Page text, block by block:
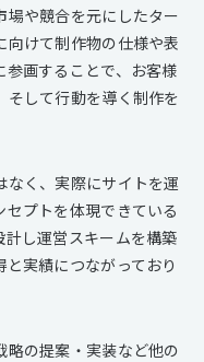
場や競合を元にしたター
向けて制作物の仕様や表
画することで、お客様
そして行動を導く制作を
なく、実際にサイトを運
プトを体現できている
し運営スキームを構築
実績につながっており
の提案・実装など他の